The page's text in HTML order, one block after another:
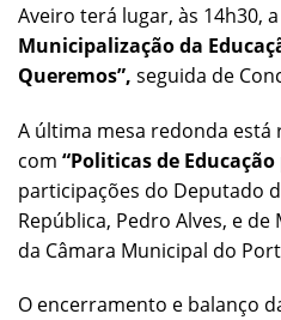
Aveiro terá lugar, às 14h30,
Municipalização da
Queremos”, seguida de
A última mesa redonda está
com “Politicas de
participações do Deputado
República, Pedro Alves, e
da Câmara Municipal do
O encerramento e balanço